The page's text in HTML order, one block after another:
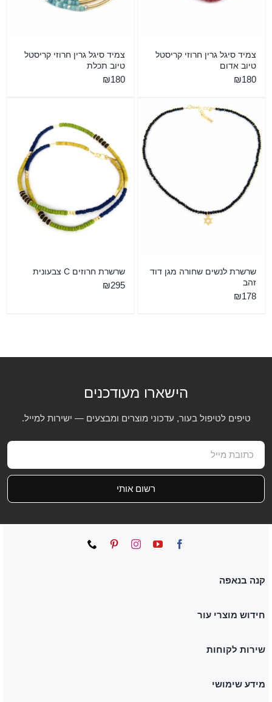
צמיד סיגל גרין חרוזי קריסטל
טיוב אדום
₪180
צמיד סיגל גרין חרוזי קריסטל
טיוב תכלת
₪180
שרשרת לנשים שחורה מגן דוד
זהב
₪178
שרשרת חרוזים C צבעונית
₪295
הישארו מעודכנים
טיפים לטיפול בעור, עדכוני מוצרים ומבצעים — ישירות למייל.
רשום אותי
קנה בנאפה
חידוש מוצרי עור
שירות לקוחות
מידע שימושי